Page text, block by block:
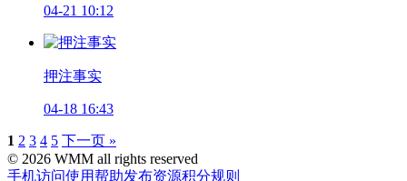
04-21 10:12
押注事实
04-18 16:43
1 2 3 4 5 下一页 »
© 2026 WMM all rights reserved
手机访问使用帮助发布资源积分规则